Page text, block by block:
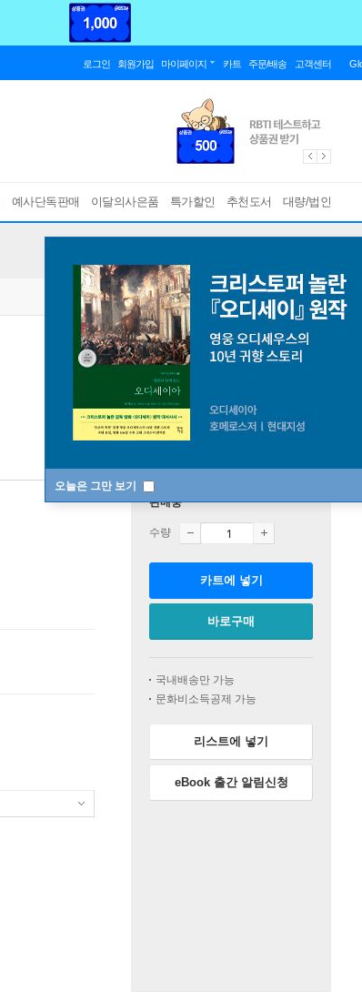
로그인 회원가입 마이페이지 카트 주문/배송 고객센터
예사단독판매 이달의사은품 특가할인 추천도서 대량/법인
오늘은 그만 보기
판매중
수량
카트에 넣기
바로구매
국내배송만 가능
문화비소득공제 가능
리스트에 넣기
eBook 출간 알림신청